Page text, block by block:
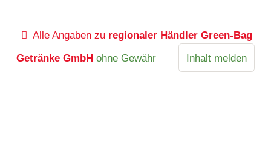
Alle Angaben zu regionaler Händler Green-Bag
Getränke GmbH ohne Gewähr Inhalt melden